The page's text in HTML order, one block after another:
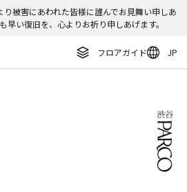
被害にあわれた皆様に謹んでお見舞い申しあ
早い復旧を、心よりお祈り申しあげます。
フロアガイド JP
ニュース イベント アクセス